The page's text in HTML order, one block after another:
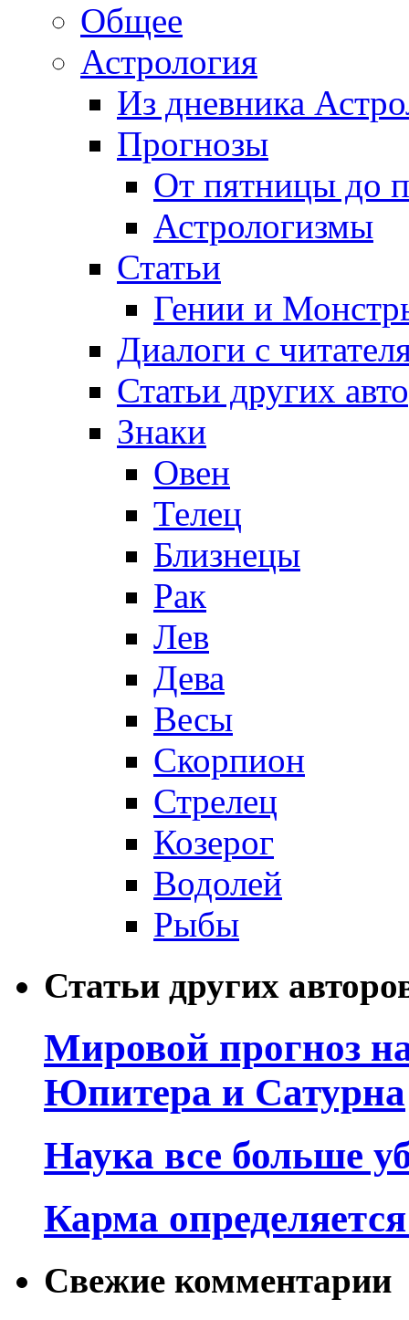
Общее
Астрология
Из дневника
Прогнозы
От пятницы до
Астрологизмы
Статьи
Гении и
Диалоги с
Статьи других
Знаки
Овен
Телец
Близнецы
Рак
Лев
Дева
Весы
Скорпион
Стрелец
Козерог
Водолей
Рыбы
Статьи других
Мировой прогноз
Юпитера и Сатурна
Наука все больше
Карма
Свежие комментарии